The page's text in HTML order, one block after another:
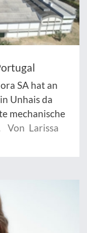
SA hat an
Unhais da
mechanische
Von Larissa